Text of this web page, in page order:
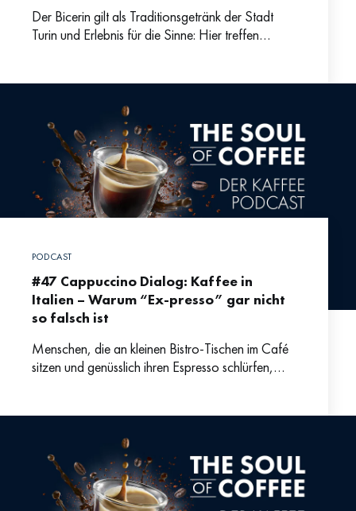
Der Bicerin gilt als Traditionsgetränk der Stadt
Turin und Erlebnis für die Sinne: Hier treffen
PODCAST
#47 Cappuccino Dialog: Kaffee in
Italien – Warum “Ex-presso” gar nicht
so falsch ist
Menschen, die an kleinen Bistro-Tischen im Café
sitzen und genüsslich ihren Espresso schlürfen,